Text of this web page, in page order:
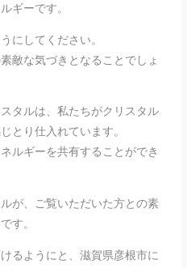
ギーです。
にしてください。
敵な気づきとなることでしょ
タルは、私たちがクリスタル
とり仕入れています。
ルギーを共有することができ
が、ご覧いただいた方との素
す。
るようにと、滋賀県彦根市に